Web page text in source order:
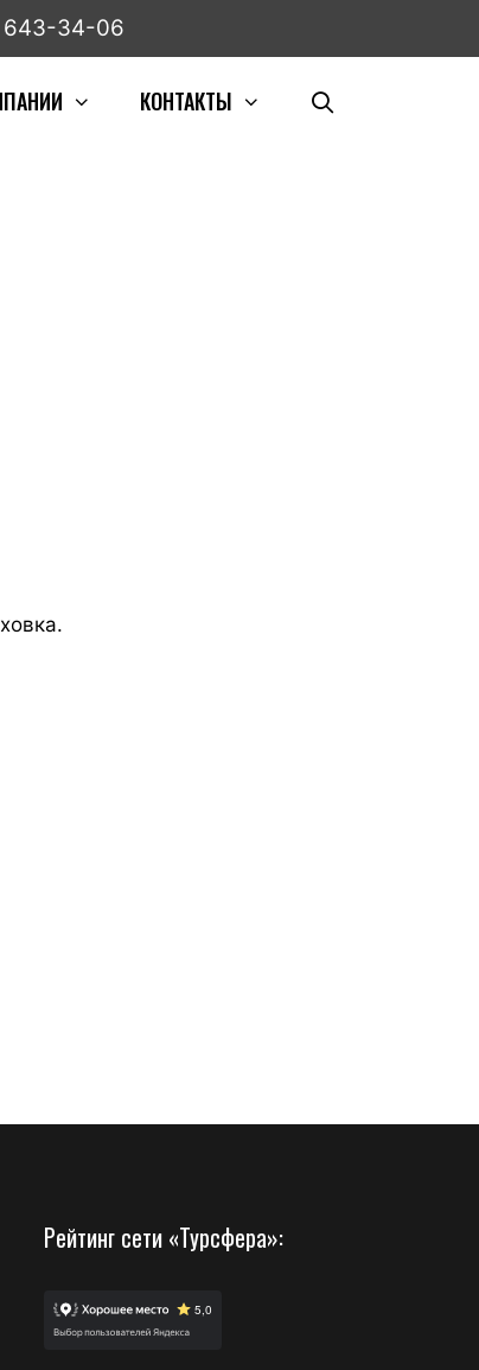
643-34-06
КОНТАКТЫ
Рейтинг сети «Турсфера»: